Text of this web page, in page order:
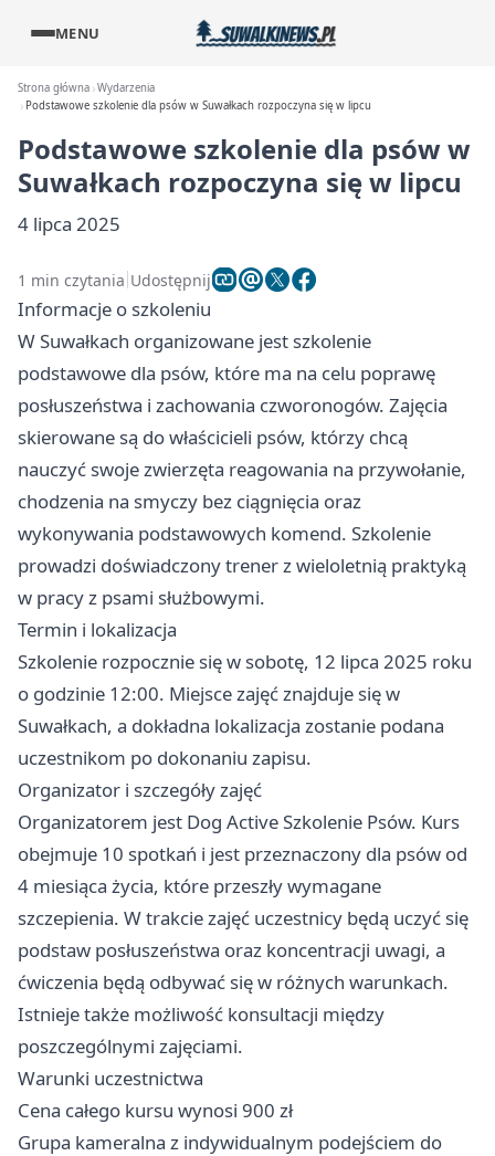
MENU
Strona główna Wydarzenia
Podstawowe szkolenie dla psów w Suwałkach rozpoczyna się w lipcu
Podstawowe szkolenie dla psów w
Suwałkach rozpoczyna się w lipcu
4 lipca 2025
1 min czytania Udostępnij
Informacje o szkoleniu
W Suwałkach organizowane jest szkolenie
podstawowe dla psów, które ma na celu poprawę
posłuszeństwa i zachowania czworonogów. Zajęcia
skierowane są do właścicieli psów, którzy chcą
nauczyć swoje zwierzęta reagowania na przywołanie,
chodzenia na smyczy bez ciągnięcia oraz
wykonywania podstawowych komend. Szkolenie
prowadzi doświadczony trener z wieloletnią praktyką
w pracy z psami służbowymi.
Termin i lokalizacja
Szkolenie rozpocznie się w sobotę, 12 lipca 2025 roku
o godzinie 12:00. Miejsce zajęć znajduje się w
Suwałkach, a dokładna lokalizacja zostanie podana
uczestnikom po dokonaniu zapisu.
Organizator i szczegóły zajęć
Organizatorem jest Dog Active Szkolenie Psów. Kurs
obejmuje 10 spotkań i jest przeznaczony dla psów od
4 miesiąca życia, które przeszły wymagane
szczepienia. W trakcie zajęć uczestnicy będą uczyć się
podstaw posłuszeństwa oraz koncentracji uwagi, a
ćwiczenia będą odbywać się w różnych warunkach.
Istnieje także możliwość konsultacji między
poszczególnymi zajęciami.
Warunki uczestnictwa
Cena całego kursu wynosi 900 zł
Grupa kameralna z indywidualnym podejściem do